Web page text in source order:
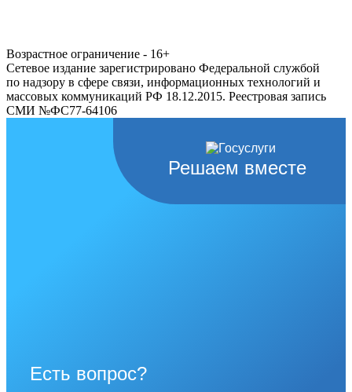
Возрастное ограничение - 16+
Сетевое издание зарегистрировано Федеральной службой
по надзору в сфере связи, информационных технологий и
массовых коммуникаций РФ 18.12.2015. Реестровая запись
СМИ №ФС77-64106
Решаем вместе
Есть вопрос?